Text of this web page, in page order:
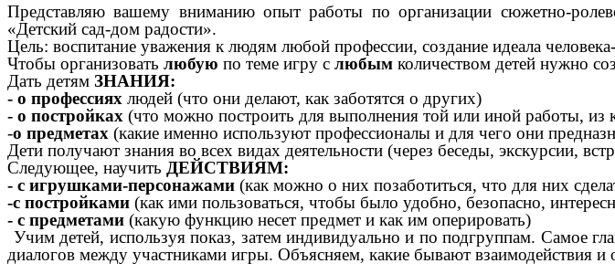
Представляю вашему вниманию опыт работы по организации сюжетно-
«Детский сад-дом радости».
Цель: воспитание уважения к людям любой профессии, создание идеала
Чтобы организовать любую по теме игру с любым количеством детей нужно
Дать детям ЗНАНИЯ:
- о профессиях людей (что они делают, как заботятся о других)
- о постройках (что можно построить для выполнения той или иной работы, из
-о предметах (какие именно используют профессионалы и для чего они
Дети получают знания во всех видах деятельности (через беседы, экскурсии,
Следующее, научить ДЕЙСТВИЯМ:
- с игрушками-персонажами (как можно о них позаботиться, что для них
-с постройками (как ими пользоваться, чтобы было удобно, безопасно,
- с предметами (какую функцию несет предмет и как им оперировать)
детей, используя показ, затем индивидуально и по подгруппам. Самое
диалогов между участниками игры. Объясняем, какие бывают взаимодействия